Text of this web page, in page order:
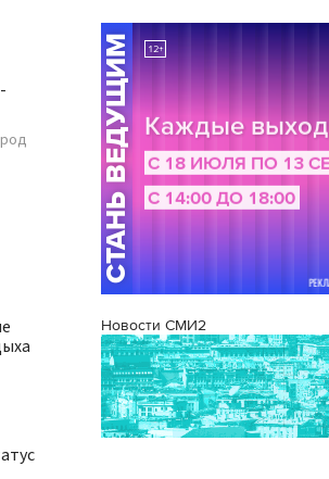
Новости СМИ2